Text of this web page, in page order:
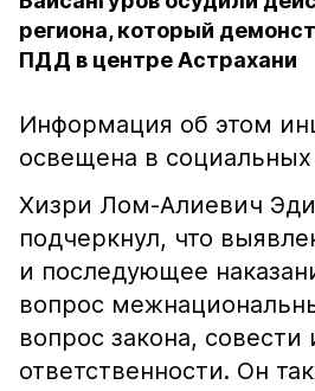
региона, который
ПДД в центре Астрахани
Информация об этом
освещена в социальных
Хизри Лом-Алиевич
подчеркнул, что
и последующее
вопрос
вопрос закона, совести
ответственности. Он